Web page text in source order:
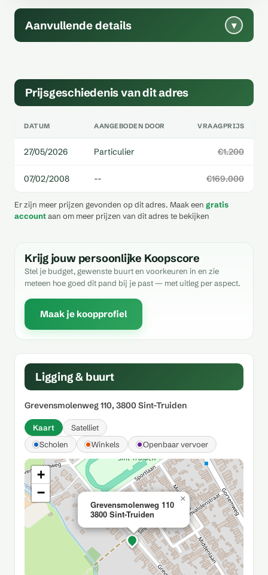
Aanvullende details ▾
Prijsgeschiedenis van dit adres
DATUM AANGEBODEN DOOR VRAAGPRIJS
27/05/2026 Particulier €1.200
07/02/2008 -- €169.000
Er zijn meer prijzen gevonden op dit adres. Maak een gratis
accountaan om meer prijzen van dit adres te bekijken
Krijg jouw persoonlijke Koopscore
Stel je budget, gewenste buurt en voorkeuren in en zie
meteen hoe goed dit pand bij je past — met uitleg per aspect.
Maak je koopprofiel
Ligging & buurt
Grevensmolenweg 110, 3800 Sint-Truiden
Kaart
Satelliet
Scholen
Winkels Openbaar vervoer
Grevensmolenweg 110
3800 Sint-Truiden
×
+
−